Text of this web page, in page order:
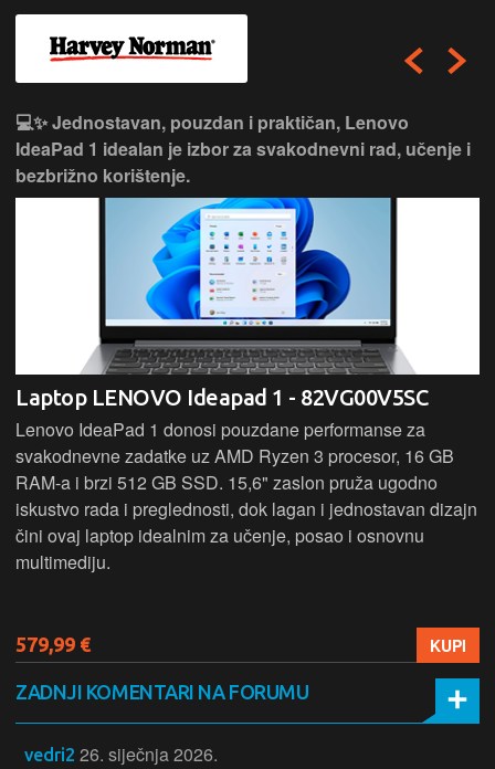
💻✨ Jednostavan, pouzdan i praktičan, Lenovo
IdeaPad 1 idealan je izbor za svakodnevni rad, učenje i
bezbrižno korištenje.
Laptop LENOVO Ideapad 1 - 82VG00V5SC
Lenovo IdeaPad 1 donosi pouzdane performanse za
svakodnevne zadatke uz AMD Ryzen 3 procesor, 16 GB
RAM-a i brzi 512 GB SSD. 15,6" zaslon pruža ugodno
iskustvo rada i preglednosti, dok lagan i jednostavan dizajn
čini ovaj laptop idealnim za učenje, posao i osnovnu
multimediju.
579,99 € KUPI
ZADNJI KOMENTARI NA FORUMU
vedri2 26. siječnja 2026.